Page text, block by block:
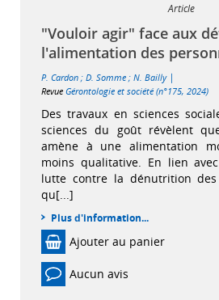
Article
"Vouloir agir" face aux
l'alimentation des
P. Cardon ; D. Somme ; N. Bailly |
Revue Gérontologie et société (n°175, 2024)
Des travaux en sciences
sciences du goût révèlent
amène à une alimentation
moins qualitative. En lien
lutte contre la dénutrition des
qu[...]
Plus d'information...
Ajouter au panier
Aucun avis